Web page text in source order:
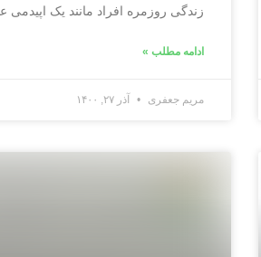
زندگی روزمره افراد مانند یک اپیدمی
ادامه مطلب »
مریم جعفری آذر ۲۷, ۱۴۰۰